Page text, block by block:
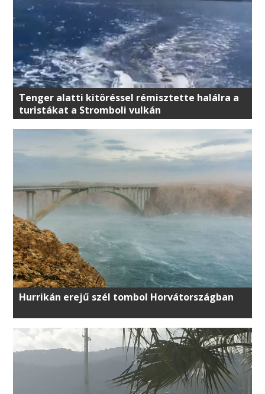
Tenger alatti kitöréssel rémisztette halálra a
turistákat a Stromboli vulkán
Hurrikán erejű szél tombol Horvátországban